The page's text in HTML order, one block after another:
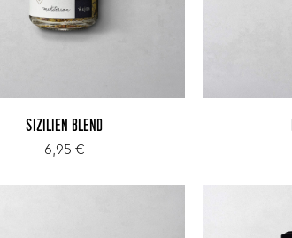
SIZILIEN BLEND
6,95 €